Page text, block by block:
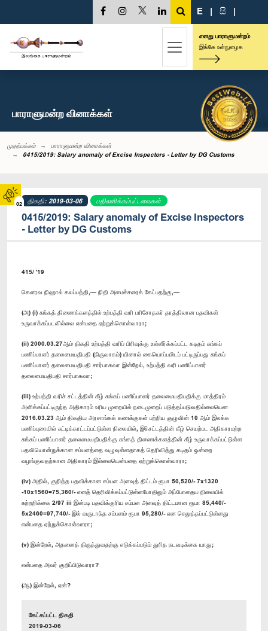
02
E | සි |
எனது பாராளுமன்றம்
இங்கே உள்நுழைக
பாராளுமன்ற வினாக்கள்
முதற்பக்கம்
பாராளுமன்ற வினாக்கள்
0415/2019: Salary anomaly of Excise Inspectors - Letter by DG Customs
திகதி: 2019-03-06 பதிலளிக்கப்பட்டவைகள்
0415/2019: Salary anomaly of Excise Inspectors
- Letter by DG Customs
415/ '19
கௌரவ நிஹால் கலப்பத்தி,— நிதி அமைச்சரைக் கேட்பதற்கு,—
(அ) (i) சுங்கத் திணைக்களத்தில் உற்பத்தி வரி பரிசோதகர் தரத்திலான பதவிகள்
உருவாக்கப்படவில்லை என்பதை ஏற்றுக்கொள்வாரா;
(ii) 2000.03.27ஆம் திகதி உற்பத்தி வரிப் பிரிவுக்கு உள்ளீர்க்கப்பட்ட கடிதம் சுங்கப்
பணிப்பாளர் தலைமையதிபதி (நிருவாகம்) யினால் கையொப்பமிடப் பட்டிருப்பது சுங்கப்
பணிப்பாளர் தலைமையதிபதி சார்பாகவா இன்றேல், உற்பத்தி வரி பணிப்பாளர்
தலைமையதிபதி சார்பாகவா;
(iii) உற்பத்தி வரிச் சட்டத்தின் கீழ் சுங்கப் பணிப்பாளர் தலைமையதிபதிக்கு மாத்திரம்
அளிக்கப்பட்டிருந்த அதிகாரம் உரிய முறையில் நடைமுறைப் படுத்தப்படுவதில்லையென
2016.03.23 ஆம் திகதிய அரசாங்கக் கணக்குகள் பற்றிய குழுவின் 10 ஆம் இலக்க
பணிப்புரையில் சுட்டிக்காட்டப்பட்டுள்ள நிலையில், இச்சட்டத்தின் கீழ் செயற்பட அதிகாரமற்ற
சுங்கப் பணிப்பாளர் தலைமையதிபதிக்கு சுங்கத் திணைக்களத்தின் கீழ் உருவாக்கப்பட்டுள்ள
பதவியொன்றுக்கான சம்பளத்தை வழுவுள்ளதாகத் தெரிவித்து கடிதம் ஒன்றை
வழங்குவதற்கான அதிகாரம் இல்லையென்பதை ஏற்றுக்கொள்வாரா;
(iv) அதில், குறித்த பதவிக்கான சம்பள அளவுத் திட்டம் ரூபா 50,520/- 7x1320
-10x1560=75,360/- எனத் தெரிவிக்கப்பட்டுள்ளபோதிலும் அப்போதைய நிலையில்
சுற்றறிக்கை 2/97 iii இன்படி பதவிக்குரிய சம்பள அளவுத் திட்டமான ரூபா 85,440/-
5x2460=97,740/- இல் வருடாந்த சம்பளம் ரூபா 95,280/- என செலுத்தப்பட்டுள்ளது
என்பதை ஏற்றுக்கொள்வாரா;
(v) இன்றேல், அதனைத் திருத்துவதற்கு எடுக்கப்படும் துரித நடவடிக்கை யாது;
என்பதை அவர் குறிப்பிடுவாரா?
(ஆ) இன்றேல், ஏன்?
கேட்கப்பட்ட திகதி
2019-03-06